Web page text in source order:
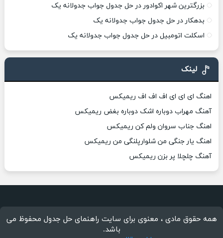
بزرگترین شهر اکوادور در حل جدول جواب جدولانه یک
بدهکار در حل جدول جواب جدولانه یک
اسکلت اتومبیل در حل جدول جواب جدولانه یک
لینک
اهنگ ای ای ای اف اف اف ریمیکس
آهنگ مهراب دوباره اشک دوباره بغض ریمیکس
اهنگ جناب سروان ولم کن ریمیکس
اهنگ یار جنگی من شلوارپلنگی من ریمیکس
آهنگ چلچلا پر بزن ریمیکس
همه حقوق مادی ، معنوی برای سایت راهنمای حل جدول محفوظ می
باشد.